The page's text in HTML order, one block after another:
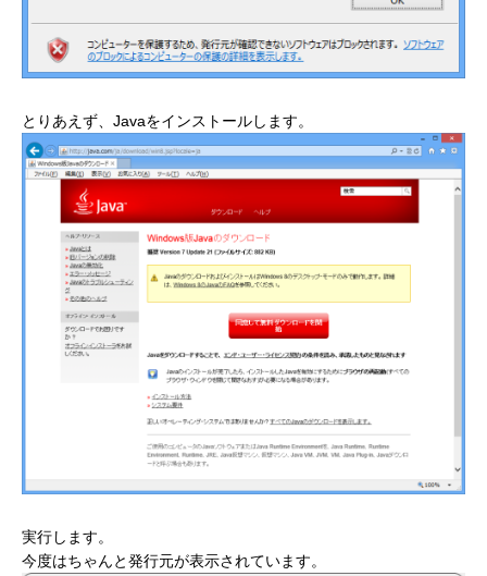
とりあえず、Javaをインストールします。
実行します。
今度はちゃんと発行元が表示されています。